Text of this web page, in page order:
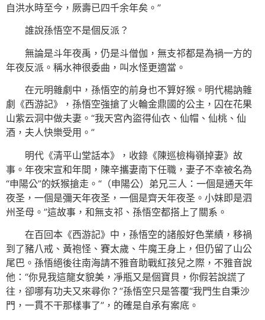
自洪水時至今，厥壽已四千余年矣。”
誰說孫悟空不是個反派？
無論是斗年夜禹，仍是斗僧伽，無支祁都是為禍一方的
年夜反派。稱水神很委曲，叫水怪更適當。
在元明雜劇中，孫悟空的前身也不算好猴。明代楊訥雜
劇《西游記》，孫悟空強搶了火輪金鼎國的公主，囚在花果
山紫云洞中做夫妻。“我天宮內盜得仙衣、仙帽、仙桃、仙
酒，夫人快樂受用。”
明代《清平山堂話本》，收錄《陳巡檢梅嶺掉妻》故
事。年夜宋宣和年間，陳辛攜妻南下任職，妻子不幸被名為
“申陽公”的妖猴搶走。“（申陽公）弟兄三人：一個是通天年
夜圣，一個是彌天年夜圣，一個是齊天年夜圣。小妹即是泗
州圣母。”這故事，和無支祁、孫悟空都搭上了關系。
在百回本《西游記》中，孫悟空的諸般好色業績，移禍
到了豬八戒、黃袍怪、賽太歲、牛魔王身上，但仍留了山公
尾巴。孫悟絕後往南海請不雅音助戰紅孩兒之際，不雅音說
他：“你見我這龍女貌美，凈瓶又是個寶貝，你假若說謊了
往，卻哪有功夫又來尋你？”孫悟空只是答覆“我門生自秉沙
門，一貫不干那樣事了”，的確是自承有案底。